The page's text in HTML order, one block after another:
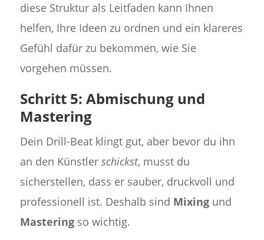
diese Struktur als Leitfaden kann Ihnen
helfen, Ihre Ideen zu ordnen und ein klareres
Gefühl dafür zu bekommen, wie Sie
vorgehen müssen.
Schritt 5: Abmischung und
Mastering
Dein Drill-Beat klingt gut, aber bevor du ihn
an den Künstler schickst, musst du
sicherstellen, dass er sauber, druckvoll und
professionell ist. Deshalb sind Mixingund
Masteringso wichtig.